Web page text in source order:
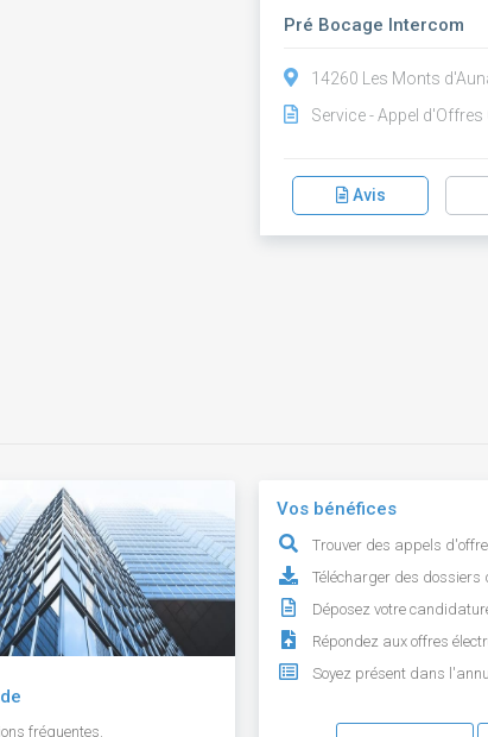
Pré Bocage Intercom
14260 Les Monts
Service - Appel d'Offres
Avis
fréquentes.
Vos bénéfices
Trouver des appels
Télécharger des dossiers
Déposez votre
Répondez aux offres
Soyez présent dans